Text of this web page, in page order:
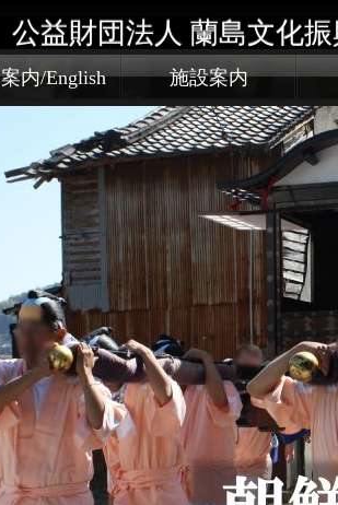
公益財団法人 蘭島文化
内/English 施設案内